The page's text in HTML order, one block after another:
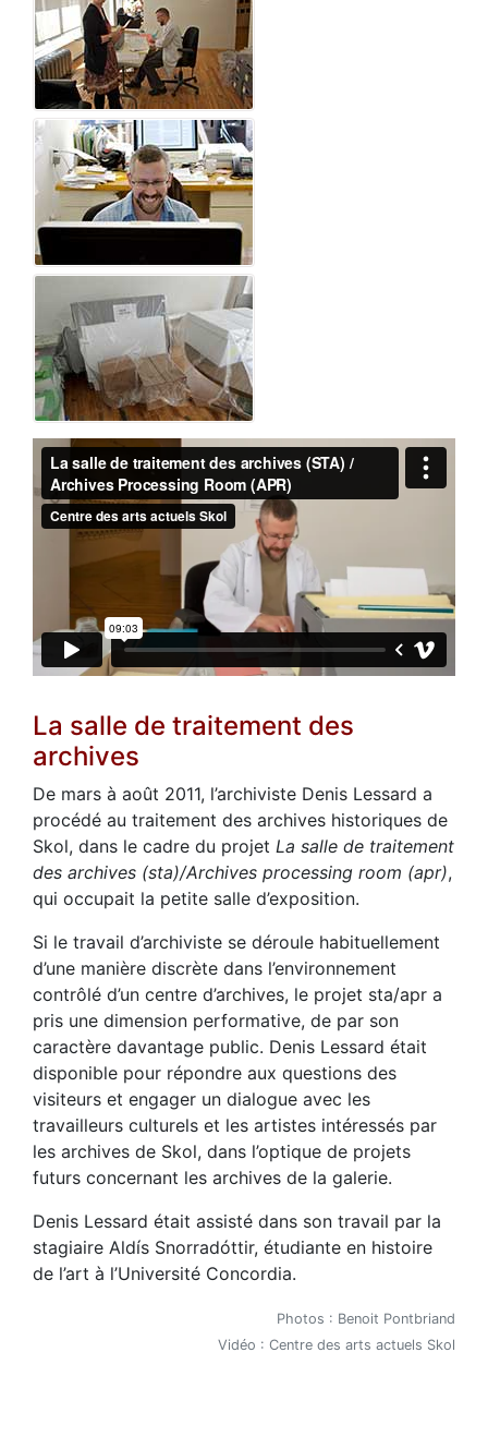
La salle de traitement des
archives
De mars à août 2011, l’archiviste Denis Lessard a
procédé au traitement des archives historiques de
Skol, dans le cadre du projet La salle de traitement
des archives (sta)/Archives processing room (apr),
qui occupait la petite salle d’exposition.
Si le travail d’archiviste se déroule habituellement
d’une manière discrète dans l’environnement
contrôlé d’un centre d’archives, le projet sta/apr a
pris une dimension performative, de par son
caractère davantage public. Denis Lessard était
disponible pour répondre aux questions des
visiteurs et engager un dialogue avec les
travailleurs culturels et les artistes intéressés par
les archives de Skol, dans l’optique de projets
futurs concernant les archives de la galerie.
Denis Lessard était assisté dans son travail par la
stagiaire Aldís Snorradóttir, étudiante en histoire
de l’art à l’Université Concordia.
Photos : Benoit Pontbriand
Vidéo : Centre des arts actuels Skol